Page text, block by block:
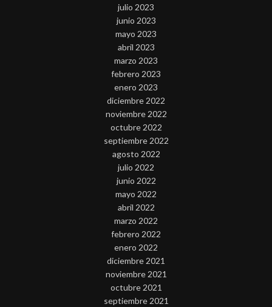
julio 2023
junio 2023
mayo 2023
abril 2023
marzo 2023
febrero 2023
enero 2023
diciembre 2022
noviembre 2022
octubre 2022
septiembre 2022
agosto 2022
julio 2022
junio 2022
mayo 2022
abril 2022
marzo 2022
febrero 2022
enero 2022
diciembre 2021
noviembre 2021
octubre 2021
septiembre 2021